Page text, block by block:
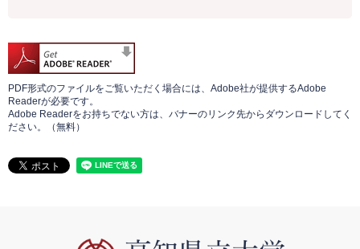
PDF形式のファイルをご覧いただく場合には、Adobe社が提供するAdobe
Readerが必要です。
Adobe Readerをお持ちでない方は、バナーのリンク先からダウンロードしてく
ださい。（無料）